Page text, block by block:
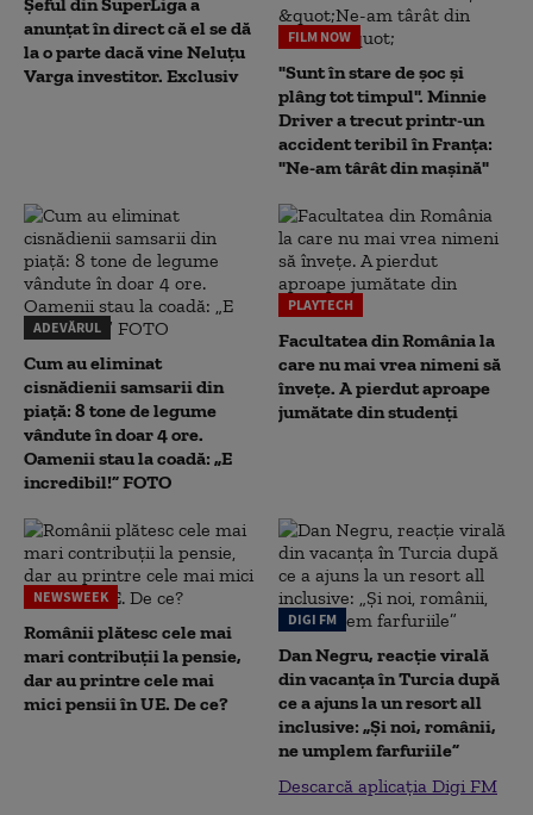
anunțat în direct că el se dă
la o parte dacă vine Neluțu
Varga investitor. Exclusiv
FILM NOW
"Sunt în stare de șoc și
plâng tot timpul". Minnie
Driver a trecut printr-un
accident teribil în Franța:
"Ne-am târât din mașină"
ADEVĂRUL
Cum au eliminat
cisnădienii samsarii din
piață: 8 tone de legume
vândute în doar 4 ore.
Oamenii stau la coadă: „E
incredibil!” FOTO
PLAYTECH
Facultatea din România la
care nu mai vrea nimeni să
înveţe. A pierdut aproape
jumătate din studenţi
NEWSWEEK
Românii plătesc cele mai
mari contribuții la pensie,
dar au printre cele mai
mici pensii în UE. De ce?
DIGI FM
Dan Negru, reacție virală
din vacanța în Turcia după
ce a ajuns la un resort all
inclusive: „Și noi, românii,
ne umplem farfuriile”
Descarcă aplicația Digi FM